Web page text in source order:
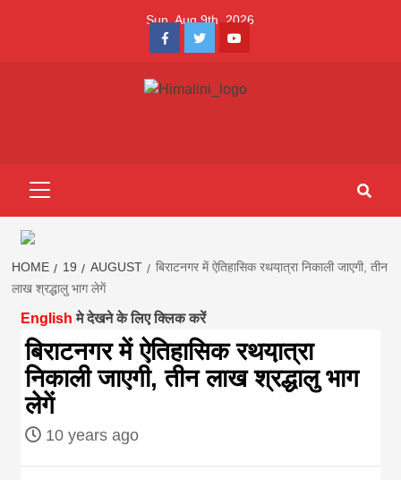
Sun. Aug 9th, 2026
FacebookTwitterYoutube
hindi
||madhesh
first hindi
magazine of
Nepal brings
HOME 19 AUGUST
बिराटनगर में ऐतिहासिक रथया़त्रा निकाली जाएगी, तीन
लाख श्रद्धालु भाग लेगें
English मे देखने के लिए क्लिक करें
बिराटनगर में ऐतिहासिक रथया़त्रा
निकाली जाएगी, तीन लाख श्रद्धालु भाग
लेगें
10 years ago